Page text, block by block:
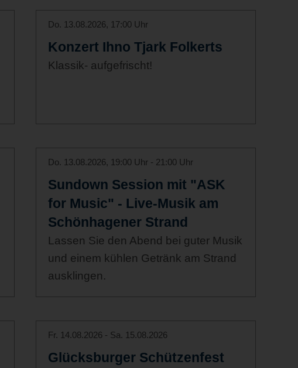
Do. 13.08.2026, 17:00 Uhr
Konzert Ihno Tjark Folkerts
Klassik- aufgefrischt!
Do. 13.08.2026, 19:00 Uhr - 21:00 Uhr
Sundown Session mit "ASK
for Music" - Live-Musik am
Schönhagener Strand
Lassen Sie den Abend bei guter Musik
und einem kühlen Getränk am Strand
ausklingen.
Fr. 14.08.2026 - Sa. 15.08.2026
Glücksburger Schützenfest